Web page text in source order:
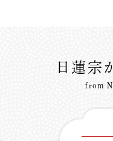
日蓮宗
from